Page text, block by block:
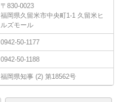
〒830-0023
福岡県久留米市中央町1-1 久留米ヒ
ルズモール
0942-50-1177
0942-50-1188
福岡県知事 (2) 第18562号